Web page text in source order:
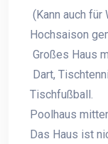
(Kann auch für
Hochsaison
Großes Haus
Dart,
Tischfußball.
Poolhaus
Das Haus ist